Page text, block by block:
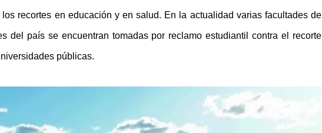
recortes en educación y en salud. En la actualidad varias facultades de
del país se encuentran tomadas por reclamo estudiantil contra el recorte
públicas.